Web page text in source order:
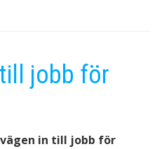
jobb för
in till jobb för